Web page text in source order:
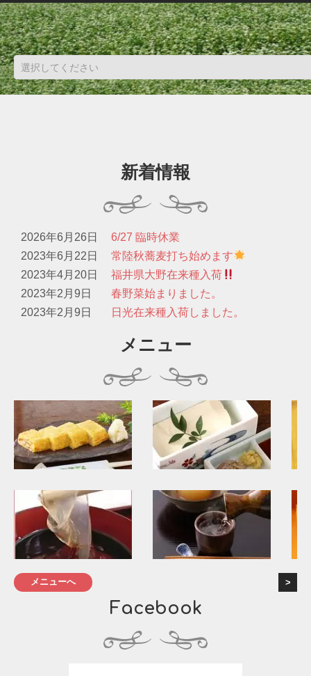
新着情報
2026年6月26日
6/27 臨時休業
2023年6月22日
常陸秋蕎麦打ち始めます
2023年4月20日
福井県大野在来種入荷
2023年2月9日
春野菜始まりました。
2023年2月9日
日光在来種入荷しました。
メニュー
メニューへ
Facebook